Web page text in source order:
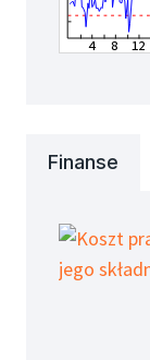
Finanse